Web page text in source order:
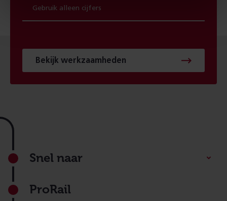
Bekijk werkzaamheden
Footer
Snel naar
ProRail